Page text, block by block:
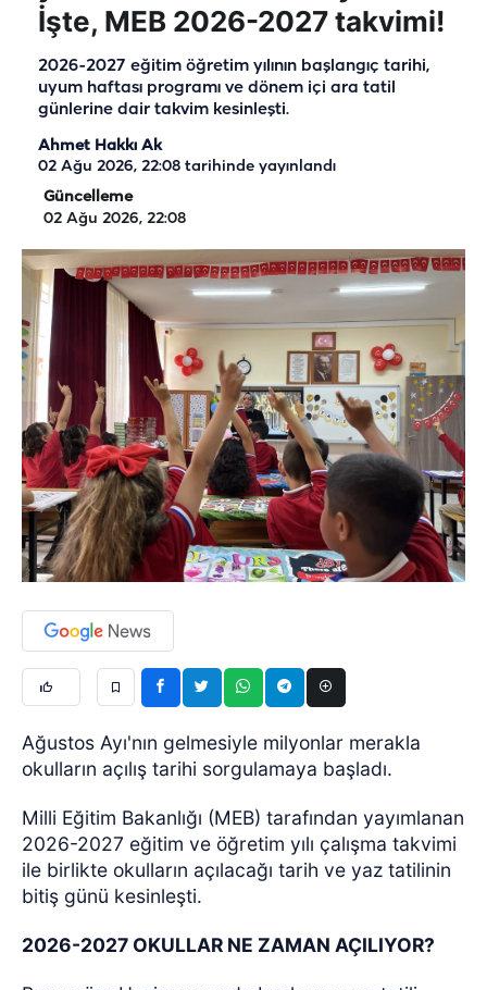
İşte, MEB 2026-2027 takvimi!
2026-2027 eğitim öğretim yılının başlangıç tarihi,
uyum haftası programı ve dönem içi ara tatil
günlerine dair takvim kesinleşti.
Ahmet Hakkı Ak
02 Ağu 2026, 22:08 tarihinde yayınlandı
Güncelleme
02 Ağu 2026, 22:08
Ağustos Ayı'nın gelmesiyle milyonlar merakla
okulların açılış tarihi sorgulamaya başladı.
Milli Eğitim Bakanlığı (MEB) tarafından yayımlanan
2026-2027 eğitim ve öğretim yılı çalışma takvimi
ile birlikte okulların açılacağı tarih ve yaz tatilinin
bitiş günü kesinleşti.
2026-2027 OKULLAR NE ZAMAN AÇILIYOR?